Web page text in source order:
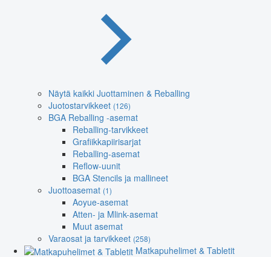
Näytä kaikki Juottaminen & Reballing
Juotostarvikkeet (126)
BGA Reballing -asemat
Reballing-tarvikkeet
Grafiikkapiirisarjat
Reballing-asemat
Reflow-uunit
BGA Stencils ja mallineet
Juottoasemat (1)
Aoyue-asemat
Atten- ja Mlink-asemat
Muut asemat
Varaosat ja tarvikkeet (258)
Matkapuhelimet & Tabletit